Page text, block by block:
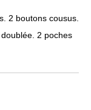
2 boutons cousus.
2 poches